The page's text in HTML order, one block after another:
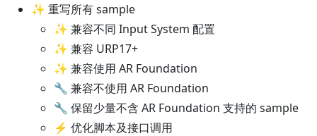
✨ 重写所有 sample
✨ 兼容不同 Input System 配置
✨ 兼容 URP17+
✨ 兼容使用 AR Foundation
🔧 兼容不使用 AR Foundation
🔧 保留少量不含 AR Foundation 支持的 sample
⚡ 优化脚本及接口调用